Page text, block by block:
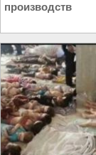
производств